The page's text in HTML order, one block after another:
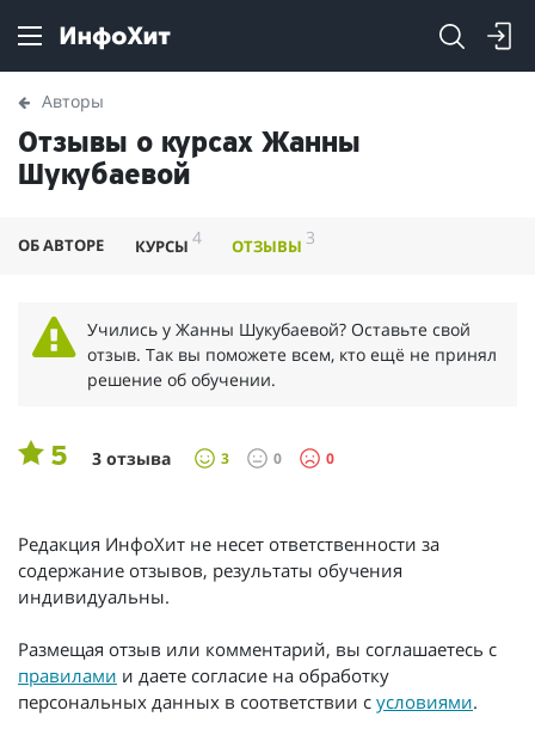
Авторы
Отзывы о курсах Жанны
Шукубаевой
ОБ АВТОРЕ КУРСЫ 4 ОТЗЫВЫ 3
Учились у Жанны Шукубаевой? Оставьте свой
отзыв. Так вы поможете всем, кто ещё не принял
решение об обучении.
5 3 отзыва 3 0 0
Редакция ИнфоХит не несет ответственности за
содержание отзывов, результаты обучения
индивидуальны.
Размещая отзыв или комментарий, вы соглашаетесь с
правилами и даете согласие на обработку
персональных данных в соответствии с условиями.